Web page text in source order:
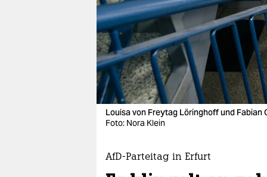
verlag
veranstaltungen
shop
fragen & hilfe
unterstützen
genossenschaft
Louisa von Freytag Löringhoff und
Foto: Nora Klein
AfD-Parteitag in Erfurt